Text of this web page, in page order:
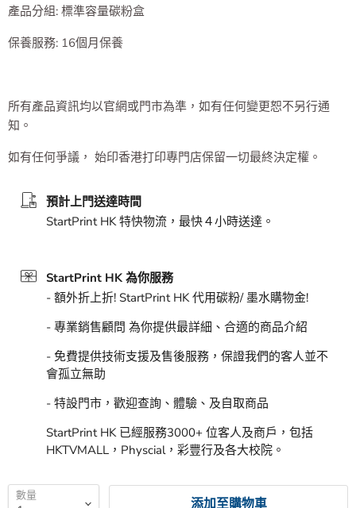
產品分組: 標準容量碳粉盒
保養服務: 16個月保養
所有產品資訊均以官網或門市為準，如有任何變更恕不另行通
知。
如有任何爭議， 始印香港打印專門店保留一切最終決定權。
預計上門送達時間
StartPrint HK 特快物流，最快４小時送達。
StartPrint HK 為你服務
- 額外折上折! StartPrint HK 代用碳粉/ 墨水購物金!
- 專業銷售顧問 為你提供最詳細、合適的商品介紹
- 免費提供技術支援及售後服務，保證我們的客人並不
會孤立無助
- 特設門市，歡迎查詢、體驗、及自取商品
StartPrint HK 已經服務3000+ 位客人及商戶，包括
HKTVMALL，Physcial，彩豐行及各大校院。
數量 添加至購物車